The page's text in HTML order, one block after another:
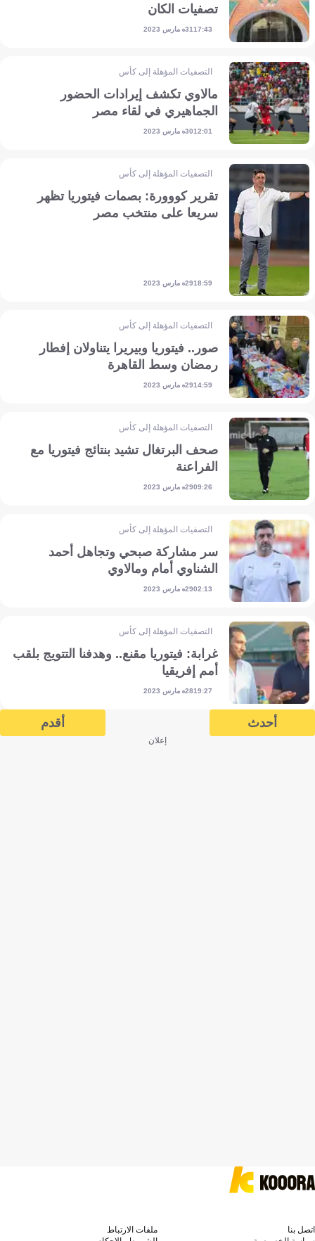
تصفيات الكان
17:4331 مارس 2023
التصفيات المؤهلة إلى كأس أمم إفريقيا
مالاوي تكشف إيرادات الحضور
الجماهيري في لقاء مصر
12:0130 مارس 2023
التصفيات المؤهلة إلى كأس أمم إفريقيا
تقرير كووورة: بصمات فيتوريا تظهر
سريعا على منتخب مصر
18:5929 مارس 2023
التصفيات المؤهلة إلى كأس أمم إفريقيا
صور.. فيتوريا وبيريرا يتناولان إفطار
رمضان وسط القاهرة
14:5929 مارس 2023
التصفيات المؤهلة إلى كأس أمم إفريقيا
صحف البرتغال تشيد بنتائج فيتوريا مع
الفراعنة
09:2629 مارس 2023
التصفيات المؤهلة إلى كأس أمم إفريقيا
سر مشاركة صبحي وتجاهل أحمد
الشناوي أمام ومالاوي
02:1329 مارس 2023
التصفيات المؤهلة إلى كأس أمم إفريقيا
غرابة: فيتوريا مقنع.. وهدفنا التتويج بلقب
أمم إفريقيا
19:2728 مارس 2023
أحدث أقدم
إعلان
اتصل بنا
ملفات الارتباط